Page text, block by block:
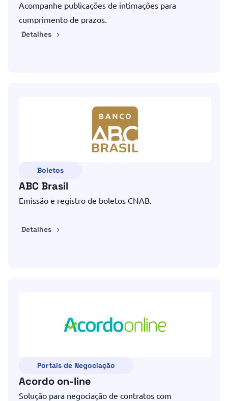
Acompanhe publicações de intimações para
cumprimento de prazos.
Detalhes
Boletos
ABC Brasil
Emissão e registro de boletos CNAB.
Detalhes
Portais de Negociação
Acordo on-line
Solução para negociação de contratos com